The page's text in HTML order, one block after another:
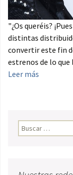
"¿Os queréis?
distintas
convertir este fin
estrenos de lo que
Leer más
Buscar: